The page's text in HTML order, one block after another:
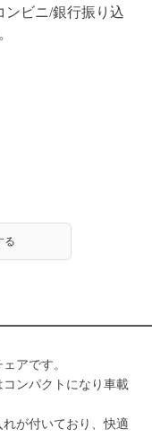
ンビニ/銀行振り込
る
アです。
ンパクトになり車載
が付いており、快適